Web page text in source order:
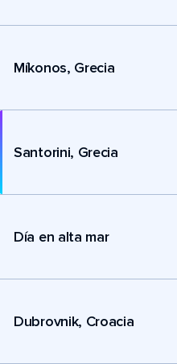
Míkonos, Grecia
Santorini, Grecia
Día en alta mar
Dubrovnik, Croacia